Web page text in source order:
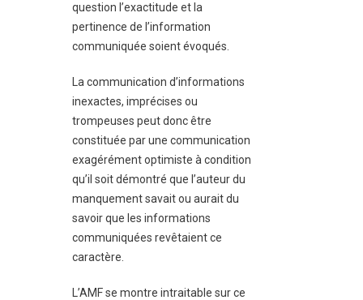
question l’exactitude et la
pertinence de l’information
communiquée soient évoqués.
La communication d’informations
inexactes, imprécises ou
trompeuses peut donc être
constituée par une communication
exagérément optimiste à condition
qu’il soit démontré que l’auteur du
manquement savait ou aurait du
savoir que les informations
communiquées revêtaient ce
caractère.
L’AMF se montre intraitable sur ce